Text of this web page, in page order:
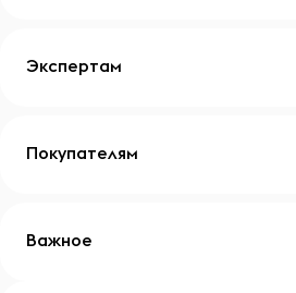
Экспертам
Покупателям
Важное